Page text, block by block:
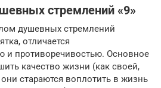
стремлений «9»
душевных стремлений
отличается
и противоречивостью. Основное
качество жизни (как своей,
они стараются воплотить в жизнь